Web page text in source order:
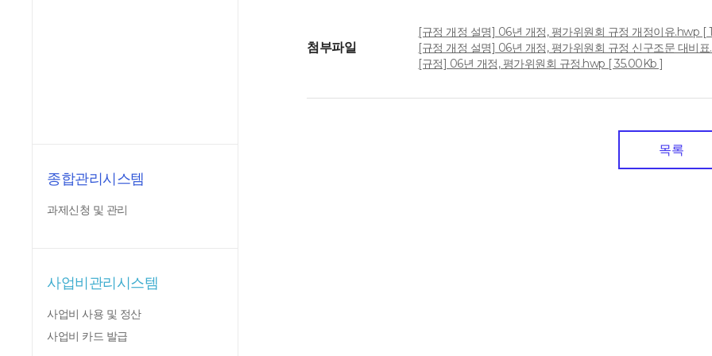
종합관리시스템
과제신청 및 관리
사업비관리시스템
사업비 사용 및 정산
사업비 카드 발급
첨부파일
[규정 개정 설명] 06년 개정, 평가위원회 규정 개정이유.hwp [
[규정 개정 설명] 06년 개정, 평가위원회 규정 신구조문 대비
[규정] 06년 개정, 평가위원회 규정.hwp [ 35.00Kb ]
목록